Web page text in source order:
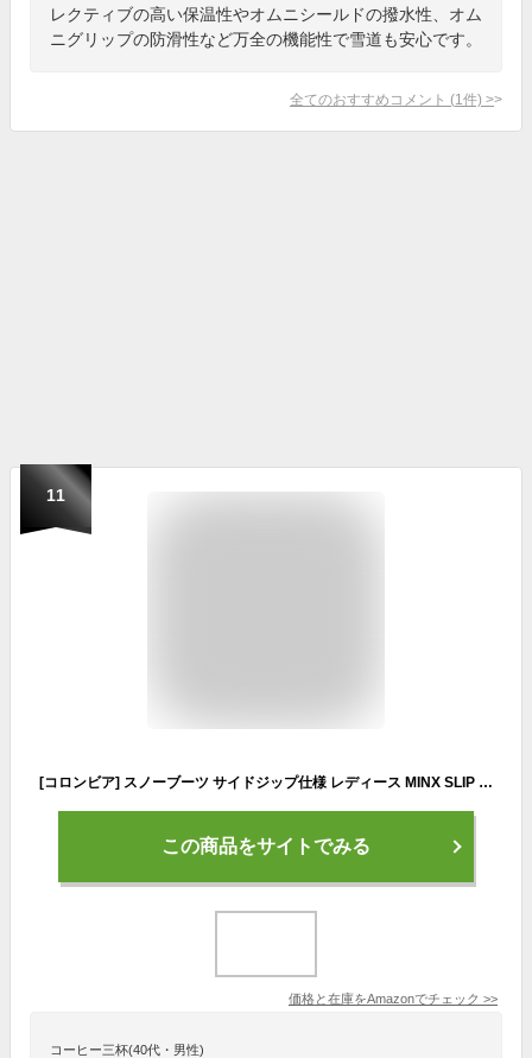
レクティブの高い保温性やオムニシールドの撥水性、オム
ニグリップの防滑性など万全の機能性で雪道も安心です。
全てのおすすめコメント (1 件) >
11
[コロンビア] スノーブーツ サイドジップ仕様 レディース MINX SLIP V WIDE 幅広 ワイド 防水 保温 ボア 滑らない ファスナー minx-w ダークストーン 8(25cm)
この商品をサイトでみる
価格と在庫をAmazonでチェック >>
コーヒー三杯(40代・男性)